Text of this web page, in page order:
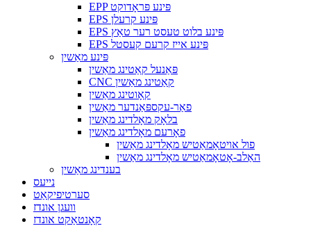
EPP פּינע פּראָדוקט
EPS פּינע קרעלן
EPS פּינע בלוט טעסט רער טאַץ
EPS פּינע אייז קרעם קעסטל
פּינע מאַשין
פּאַנעל קאַטינג מאַשין
CNC קאַטינג מאַשין
קאָוטינג מאַשין
פאַר-עקספּאַנדער מאַשין
בלאָק מאָלדינג מאַשין
פאָרעם מאָלדינג מאַשין
פול אויטאָמאַטיש מאָלדינג מאַשין
האַלב-אָטאָמאַטיש מאָלדינג מאַשין
בענדינג מאַשין
נייעס
סערטיפיקאַט
וועגן אונדז
קאָנטאַקט אונדז